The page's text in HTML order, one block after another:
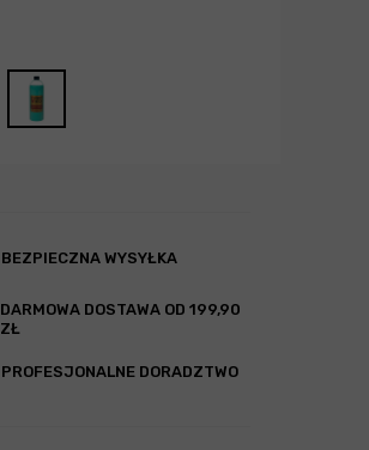
BEZPIECZNA WYSYŁKA
DARMOWA DOSTAWA OD 199,90
ZŁ
PROFESJONALNE DORADZTWO